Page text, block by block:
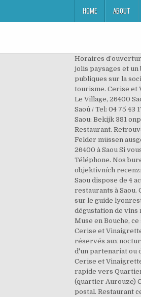
HOME ABOUT
Horaires
jolis paysages et
publiques sur la
tourisme. Cerise et
Le Village, 26400
Saoû / Tel: 04 75
Saou: Bekijk 381
Restaurant.
Felder müssen
26400 à Saou Si
Téléphone. Nos
objektivních
Saou dispose de 4
restaurants à Saou.
sur le guide
dégustation de vins
Muse en Bouche,
Cerise et
réservés aux
d'un partenariat ou
Cerise et
rapide vers
(quartier Aurouze)
postal. Restaurant